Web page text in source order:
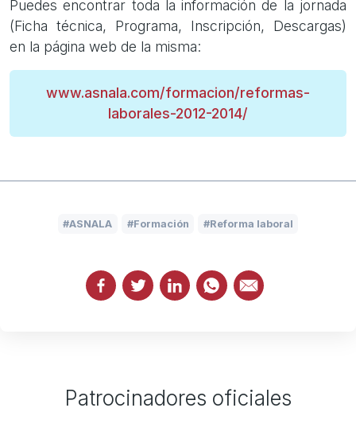
Puedes encontrar toda la información de la jornada
(Ficha técnica, Programa, Inscripción, Descargas)
en la página web de la misma:
www.asnala.com/formacion/reformas-
laborales-2012-2014/
ASNALA Formación Reforma laboral
Patrocinadores oficiales